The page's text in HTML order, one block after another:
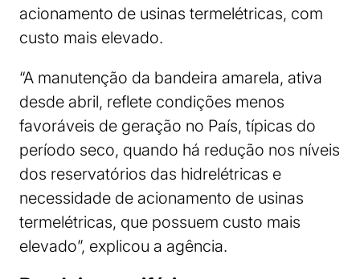
acionamento de usinas termelétricas, com
custo mais elevado.
“A manutenção da bandeira amarela, ativa
desde abril, reflete condições menos
favoráveis de geração no País, típicas do
período seco, quando há redução nos níveis
dos reservatórios das hidrelétricas e
necessidade de acionamento de usinas
termelétricas, que possuem custo mais
elevado”, explicou a agência.